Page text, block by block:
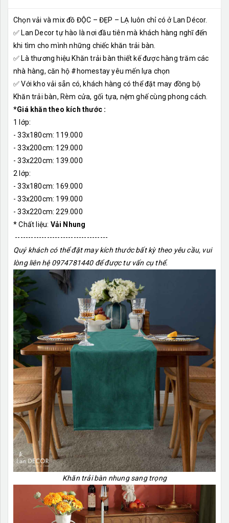
Chọn vải và mix đồ ĐỘC – ĐẸP – LẠ luôn chỉ có ở Lan Décor.
✅ Lan Decor tự hào là nơi đầu tiên mà khách hàng nghĩ đến
khi tìm cho mình những chiếc khăn trải bàn.
✅ Là thương hiệu Khăn trải bàn thiết kế được hàng trăm các
nhà hàng, căn hộ #homestay yêu mến lựa chọn
✅ Với kho vải sẵn có, khách hàng có thể đặt may đồng bộ
Khăn trải bàn, Rèm cửa, gối tựa, nệm ghế cùng phong cách.
*Giá khăn theo kích thước :
1 lớp:
- 33x180cm: 119.000
- 33x200cm: 129.000
- 33x220cm: 139.000
2 lớp:
- 33x180cm: 169.000
- 33x200cm: 199.000
- 33x220cm: 229.000
* Chất liệu: Vải Nhung
-----------------------------------
Quý khách có thể đặt may kích thước bất kỳ theo yêu cầu, vui
lòng liên hệ 0974781440 để được tư vấn cụ thể.
Khăn trải bàn nhung sang trọng